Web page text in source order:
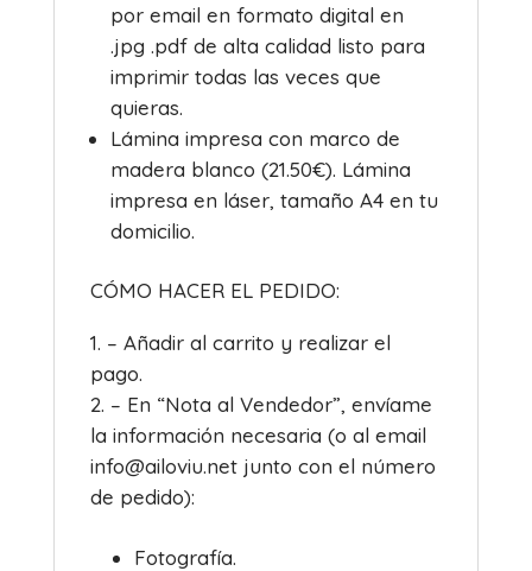
por email en formato digital en
.jpg .pdf de alta calidad listo para
imprimir todas las veces que
quieras.
Lámina impresa con marco de
madera blanco (21.50€). Lámina
impresa en láser, tamaño A4 en tu
domicilio.
CÓMO HACER EL PEDIDO:
– Añadir al carrito y realizar el
pago.
– En “Nota al Vendedor”, envíame
la información necesaria (o al email
info@ailoviu.net junto con el número
de pedido):
Fotografía.